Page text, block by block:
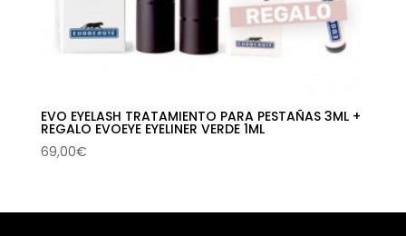
EVO EYELASH TRATAMIENTO PARA PESTAÑAS 3ML +
REGALO EVOEYE EYELINER VERDE 1ML
69,00€